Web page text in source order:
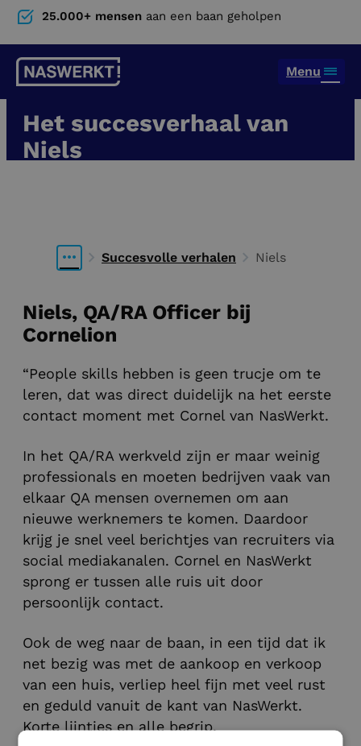
25.000+ mensen aan een baan geholpen
Menu
Het succesverhaal van
Niels
Succesvolle verhalen Niels
Niels, QA/RA Officer bij
Cornelion
“People skills hebben is geen trucje om te
leren, dat was direct duidelijk na het eerste
contact moment met Cornel van NasWerkt.
In het QA/RA werkveld zijn er maar weinig
professionals en moeten bedrijven vaak van
elkaar QA mensen overnemen om aan
nieuwe werknemers te komen. Daardoor
krijg je snel veel berichtjes van recruiters via
social mediakanalen. Cornel en NasWerkt
sprong er tussen alle ruis uit door
persoonlijk contact.
Ook de weg naar de baan, in een tijd dat ik
net bezig was met de aankoop en verkoop
van een huis, verliep heel fijn met veel rust
en geduld vanuit de kant van NasWerkt.
Korte lijntjes en alle begrip.